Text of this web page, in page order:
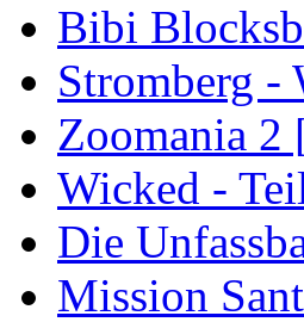
Bibi
Stromberg -
Zoomania 2
Wicked -
Die
Mission